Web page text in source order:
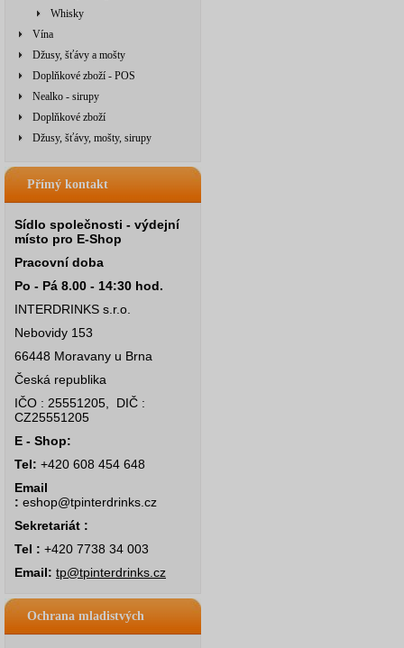
Whisky
Vína
Džusy, šťávy a mošty
Doplňkové zboží - POS
Nealko - sirupy
Doplňkové zboží
Džusy, šťávy, mošty, sirupy
Přímý kontakt
Sídlo společnosti - výdejní
místo pro E-Shop
Pracovní doba
Po - Pá 8.00 - 14:30 hod.
INTERDRINKS s.r.o.
Nebovidy 153
66448 Moravany u Brna
Česká republika
IČO : 25551205, DIČ :
CZ25551205
E - Shop:
Tel: +420 608 454 648
Email
: eshop@tpinterdrinks.cz
Sekretariát :
Tel : +420 7738 34 003
Email: tp@tpinterdrinks.cz
Ochrana mladistvých